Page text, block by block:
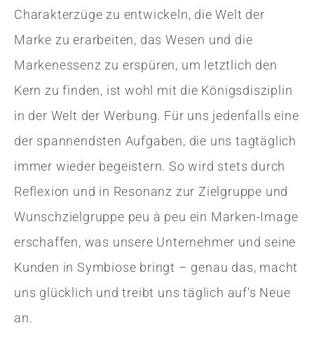
Charakterzüge zu entwickeln, die Welt der
Marke zu erarbeiten, das Wesen und die
Markenessenz zu erspüren, um letztlich den
Kern zu finden, ist wohl mit die Königsdisziplin
in der Welt der Werbung. Für uns jedenfalls eine
der spannendsten Aufgaben, die uns tagtäglich
immer wieder begeistern. So wird stets durch
Reflexion und in Resonanz zur Zielgruppe und
Wunschzielgruppe peu à peu ein Marken-Image
erschaffen, was unsere Unternehmer und seine
Kunden in Symbiose bringt – genau das, macht
uns glücklich und treibt uns täglich auf‘s Neue
an.